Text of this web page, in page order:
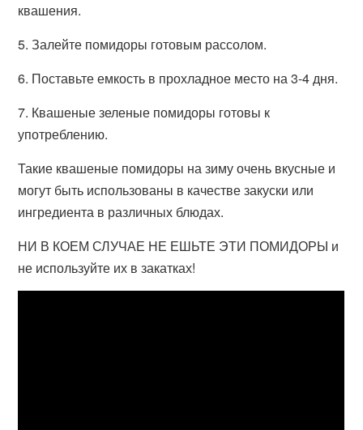
квашения.
5. Залейте помидоры готовым рассолом.
6. Поставьте емкость в прохладное место на 3-4 дня.
7. Квашеные зеленые помидоры готовы к
употреблению.
Такие квашеные помидоры на зиму очень вкусные и
могут быть использованы в качестве закуски или
ингредиента в различных блюдах.
НИ В КОЕМ СЛУЧАЕ НЕ ЕШЬТЕ ЭТИ ПОМИДОРЫ и
не используйте их в закатках!